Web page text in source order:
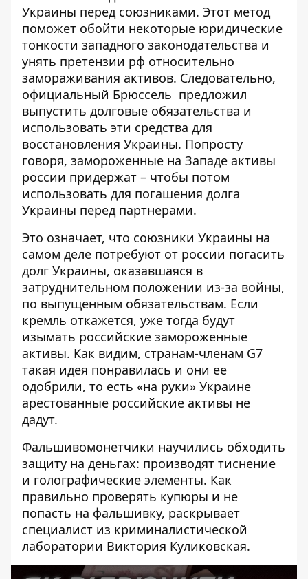
Украины перед союзниками. Этот метод
поможет обойти некоторые юридические
тонкости западного законодательства и
унять претензии рф относительно
замораживания активов. Следовательно,
официальный Брюссель предложил
выпустить долговые обязательства и
использовать эти средства для
восстановления Украины. Попросту
говоря, замороженные на Западе активы
россии придержат – чтобы потом
использовать для погашения долга
Украины перед партнерами.
Это означает, что союзники Украины на
самом деле потребуют от россии погасить
долг Украины, оказавшаяся в
затруднительном положении из-за войны,
по выпущенным обязательствам. Если
кремль откажется, уже тогда будут
изымать российские замороженные
активы. Как видим, странам-членам G7
такая идея понравилась и они ее
одобрили, то есть «на руки» Украине
арестованные российские активы не
дадут.
Фальшивомонетчики научились обходить
защиту на деньгах: производят тиснение
и голографические элементы. Как
правильно проверять купюры и не
попасть на фальшивку, раскрывает
специалист из криминалистической
лаборатории Виктория Куликовская.